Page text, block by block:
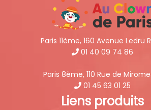
Paris 11ème, 160 Avenue Ledru
01 40 09 74 86
Paris 8ème, 110 Rue de
01 45 63 01 25
Liens produits